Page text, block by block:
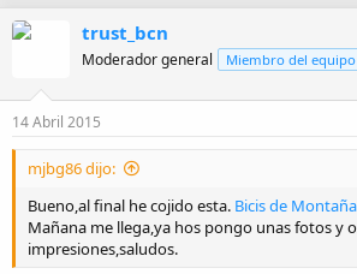
trust_bcn
Moderador general Miembro del equipo
14 Abril 2015
mjbg86 dijo:
Bueno,al final he cojido esta. Bicis de Montaña
Mañana me llega,ya hos pongo unas fotos y
impresiones,saludos.